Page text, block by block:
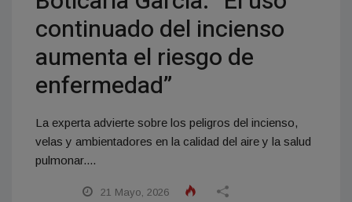
continuado del incienso
aumenta el riesgo de
enfermedad”
La experta advierte sobre los peligros del incienso,
velas y ambientadores en la calidad del aire y la salud
pulmonar....
21 Mayo, 2026